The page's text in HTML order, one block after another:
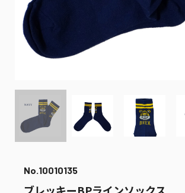
No.10010135
ブレッキーBPラインソックス